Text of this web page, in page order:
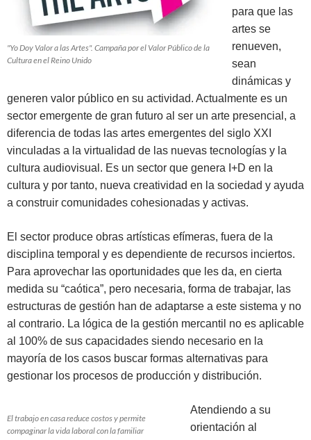
"Yo Doy Valor a las Artes". Campaña por el Valor Público de la
Cultura en el Reino Unido
para que las
artes se
renueven,
sean
dinámicas y
generen valor público en su actividad. Actualmente es un
sector emergente de gran futuro al ser un arte presencial, a
diferencia de todas las artes emergentes del siglo XXI
vinculadas a la virtualidad de las nuevas tecnologías y la
cultura audiovisual. Es un sector que genera I+D en la
cultura y por tanto, nueva creatividad en la sociedad y ayuda
a construir comunidades cohesionadas y activas.
El sector produce obras artísticas efímeras, fuera de la
disciplina temporal y es dependiente de recursos inciertos.
Para aprovechar las oportunidades que les da, en cierta
medida su “caótica”, pero necesaria, forma de trabajar, las
estructuras de gestión han de adaptarse a este sistema y no
al contrario. La lógica de la gestión mercantil no es aplicable
al 100% de sus capacidades siendo necesario en la
mayoría de los casos buscar formas alternativas para
gestionar los procesos de producción y distribución.
El trabajo en casa reduce costos y permite
compaginar la vida laboral con la familiar
Atendiendo a su
orientación al